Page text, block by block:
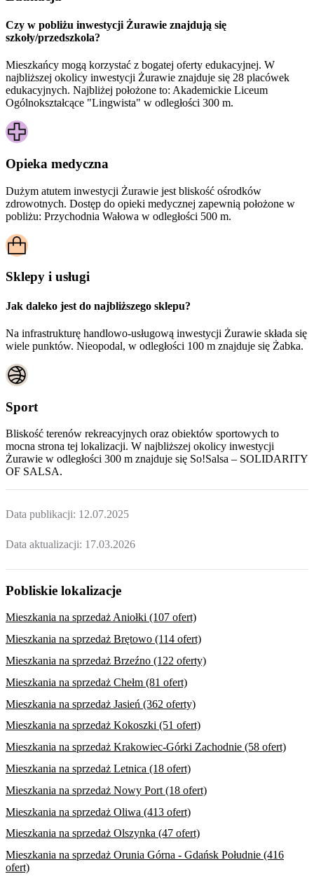
Czy w pobliżu inwestycji Żurawie znajdują się
szkoły/przedszkola?
Mieszkańcy mogą korzystać z bogatej oferty edukacyjnej. W
najbliższej okolicy inwestycji Żurawie znajduje się 28 placówek
edukacyjnych. Najbliżej położone to: Akademickie Liceum
Ogólnokształcące "Lingwista" w odległości 300 m.
Opieka medyczna
Dużym atutem inwestycji Żurawie jest bliskość ośrodków
zdrowotnych. Dostęp do opieki medycznej zapewnią położone w
pobliżu: Przychodnia Wałowa w odległości 500 m.
Sklepy i usługi
Jak daleko jest do najbliższego sklepu?
Na infrastrukturę handlowo-usługową inwestycji Żurawie składa się
wiele punktów. Nieopodal, w odległości 100 m znajduje się Żabka.
Sport
Bliskość terenów rekreacyjnych oraz obiektów sportowych to
mocna strona tej lokalizacji. W najbliższej okolicy inwestycji
Żurawie w odległości 300 m znajduje się So!Salsa – SOLIDARITY
OF SALSA.
Data publikacji: 12.07.2025
Data aktualizacji: 17.03.2026
Pobliskie lokalizacje
Mieszkania na sprzedaż Aniołki (107 ofert)
Mieszkania na sprzedaż Brętowo (114 ofert)
Mieszkania na sprzedaż Brzeźno (122 oferty)
Mieszkania na sprzedaż Chełm (81 ofert)
Mieszkania na sprzedaż Jasień (362 oferty)
Mieszkania na sprzedaż Kokoszki (51 ofert)
Mieszkania na sprzedaż Krakowiec-Górki Zachodnie (58 ofert)
Mieszkania na sprzedaż Letnica (18 ofert)
Mieszkania na sprzedaż Nowy Port (18 ofert)
Mieszkania na sprzedaż Oliwa (413 ofert)
Mieszkania na sprzedaż Olszynka (47 ofert)
Mieszkania na sprzedaż Orunia Górna - Gdańsk Południe (416
ofert)